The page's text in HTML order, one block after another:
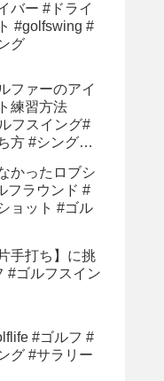
バー #ドライ
#golfswing #
グ
ファーのアイ
練習方法
方 #シングル
法
かったロブシ
フラウンド #
ョット #ゴル
手打ち】に挑
ゴルフスイン
#ゴルフ #
グ #サラリー